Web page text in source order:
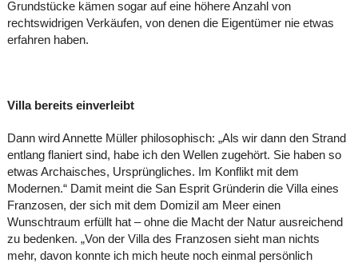
Grundstücke kämen sogar auf eine höhere Anzahl von
rechtswidrigen Verkäufen, von denen die Eigentümer nie etwas
erfahren haben.
Villa bereits einverleibt
Dann wird Annette Müller philosophisch: „Als wir dann den Strand
entlang flaniert sind, habe ich den Wellen zugehört. Sie haben so
etwas Archaisches, Ursprüngliches. Im Konflikt mit dem
Modernen.“ Damit meint die San Esprit Gründerin die Villa eines
Franzosen, der sich mit dem Domizil am Meer einen
Wunschtraum erfüllt hat – ohne die Macht der Natur ausreichend
zu bedenken. „Von der Villa des Franzosen sieht man nichts
mehr, davon konnte ich mich heute noch einmal persönlich